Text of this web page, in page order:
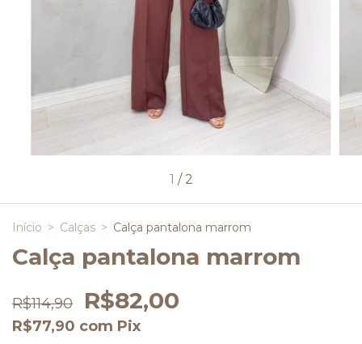
1 / 2
Início > Calças > Calça pantalona marrom
Calça pantalona marrom
R$114,90 R$82,00
R$77,90 com Pix